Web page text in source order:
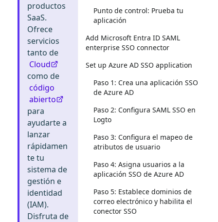
productos
SaaS.
Ofrece
servicios
tanto de
Cloud
como de
código
abierto
para
ayudarte a
lanzar
rápidamen
te tu
sistema de
gestión e
identidad
(IAM).
Disfruta de
Punto de control: Prueba tu
aplicación
Add Microsoft Entra ID SAML
enterprise SSO connector
Set up Azure AD SSO application
Paso 1: Crea una aplicación SSO
de Azure AD
Paso 2: Configura SAML SSO en
Logto
Paso 3: Configura el mapeo de
atributos de usuario
Paso 4: Asigna usuarios a la
aplicación SSO de Azure AD
Paso 5: Establece dominios de
correo electrónico y habilita el
conector SSO